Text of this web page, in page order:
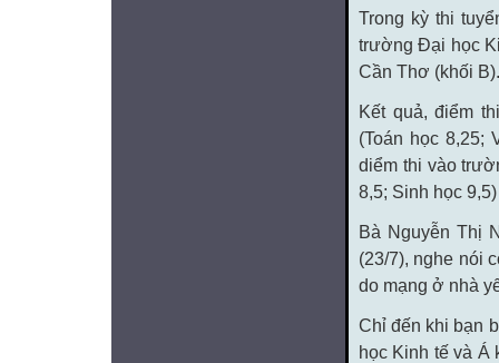
Trong kỳ thi
trường Đại học
Cần Thơ (khối B).
Kết quả, điểm
(Toán học 8,25;
diểm thi vào
8,5; Sinh học
Bà Nguyễn Thị
(23/7), nghe nói
do mạng ở nhà
Chỉ đến khi bạn
học Kinh tế và Á